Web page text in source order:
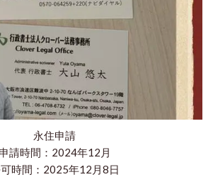
永住申請
申請時間：2024年12月
時間：2025年12月8日